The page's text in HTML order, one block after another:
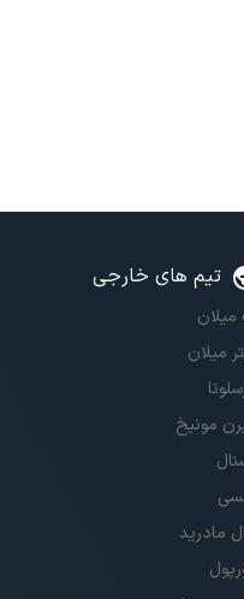
تیم های خارجی
میلان
میلان
مونیخ
مادرید